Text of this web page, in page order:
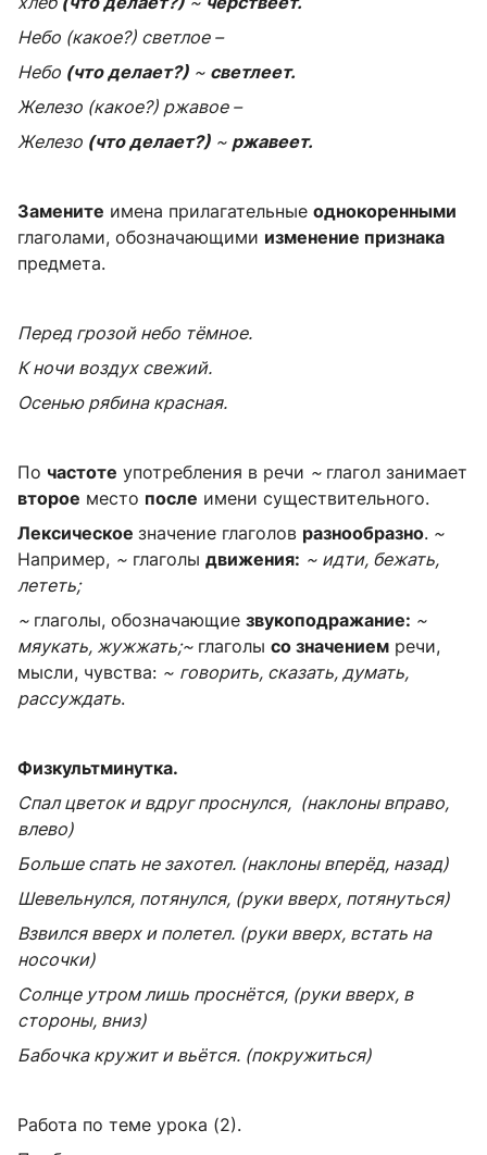
Небо (какое?) светлое –
Небо (что делает?) ~ светлеет.
Железо (какое?) ржавое –
Железо (что делает?) ~ ржавеет.
Замените имена прилагательные однокоренными
глаголами, обозначающими изменение признака
предмета.
Перед грозой небо тёмное.
К ночи воздух свежий.
Осенью рябина красная.
По частоте употребления в речи ~ глагол занимает
второе место после имени существительного.
Лексическое значение глаголов разнообразно. ~
Например, ~ глаголы движения: ~ идти, бежать,
лететь;
~ глаголы, обозначающие звукоподражание: ~
мяукать, жужжать;~ глаголы со значением речи,
мысли, чувства: ~ говорить, ска­зать, думать,
рассуждать.
Физкультминутка.
Спал цветок и вдруг проснулся, (наклоны вправо,
влево)
Больше спать не захотел. (наклоны вперёд, назад)
Шевельнулся, потянулся, (руки вверх, потянуться)
Взвился вверх и полетел. (руки вверх, встать на
носочки)
Солнце утром лишь проснётся, (руки вверх, в
стороны, вниз)
Бабочка кружит и вьётся. (покружиться)
Работа по теме урока (2).